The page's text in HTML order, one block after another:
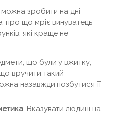
зробити на дні
про що мріє винуватець
які краще не
що були у вжитку,
вручити такий
назавжди позбутися її
. Вказувати людині на